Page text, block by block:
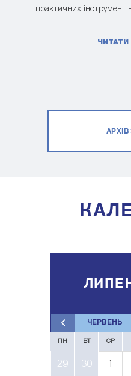
практичних
ЧИТАТИ
ЧЕРВЕНЬ
ПН ВТ СР
29 30